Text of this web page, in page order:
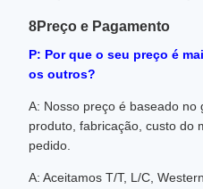
8Preço e Pagamento
P: Por que o seu preço é
os outros?
A: Nosso preço é baseado
produto, fabricação, custo do
pedido.
A: Aceitamos T/T, L/C,